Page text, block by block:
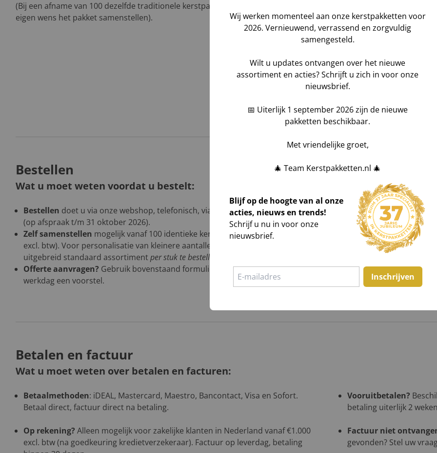
(Bij een afname van 100 dezelfde traditionele kerstpakketten kunt u geheel naar
eigen wens het pakket samenstellen).
Bericht
Bestellen
Wat u moet weten voordat u bestelt:
Bestellen doet u via onze webshop, telefonisch, via een offerte of in showroom
(op afspraak t/m 31 oktober 2026).
Zelf samenstellen mogelijk vanaf 100 identieke kerstpakketten (min. €2.500
excl. btw). Voor personalisatie van kleinere aantallen hebben wij een zeer
uitgebreid standaard assortimentper stuk te bestellen kerstpakketten
Offerte aanvragen? Gebruik bovenstaand formulier en ontvang binnen 1
werkdag een voorstel.
Bestelling wijzigen?
HIERvoor de wijziging
Geen
niets gevonden? Stel
Foutmelding tijdens
teleurstelling te
Voor meer informatie
Betalen en factuur
Wat u moet weten over betalen en facturen:
Betaalmethoden: iDEAL, Mastercard, Maestro, Bancontact, Visa en Sofort.
Betaal direct, factuur direct na betaling.
Op rekening? Alleen mogelijk voor zakelijke klanten in Nederland vanaf €1.000
excl. btw (na goedkeuring kredietverzekeraar). Factuur op leverdag, betaling
Vooruitbetalen?
betaling uiterlijk 2
Factuur niet
gevonden? Stel uw
Wij werken momenteel aan onze kerstpakketten voor
2026. Vernieuwend, verrassend en zorgvuldig
samengesteld.
Wilt u updates ontvangen over het nieuwe
assortiment en acties? Schrijft u zich in voor onze
nieuwsbrief.
📅 Uiterlijk 1 september 2026 zijn de nieuwe
pakketten beschikbaar.
Met vriendelijke groet,
🎄 Team Kerstpakketten.nl 🎄
Blijf op de hoogte van al onze
acties, nieuws en trends!
Schrijf u nu in voor onze
nieuwsbrief.
Inschrijven